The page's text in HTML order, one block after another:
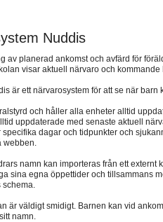
Nuddis
av planerad ankomst och avfärd för
visar aktuell närvaro och
är ett närvarosystem för att se när barn
och håller alla enheter alltid
uppdaterade med senaste aktuell
dagar och tidpunkter och
webben.
namn kan importeras från ett externt
sina egna öppettider och tillsammans
schema.
är väldigt smidigt. Barnen kan vid
namn.